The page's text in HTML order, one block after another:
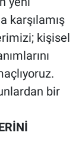
karşılamış
kişisel
bir